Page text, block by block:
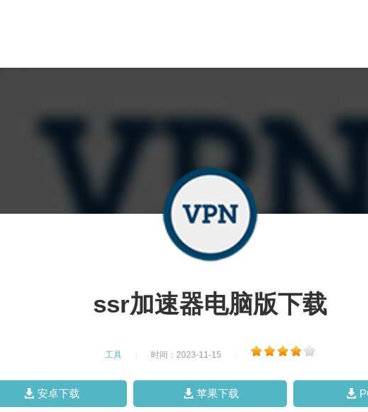
ssr加速器电脑版下载
工具 时间：2023-11-15
安卓下载 苹果下载